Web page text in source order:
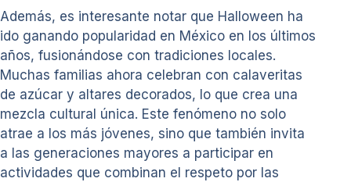
Además, es interesante notar que Halloween ha
ido ganando popularidad en México en los últimos
años, fusionándose con tradiciones locales.
Muchas familias ahora celebran con calaveritas
de azúcar y altares decorados, lo que crea una
mezcla cultural única. Este fenómeno no solo
atrae a los más jóvenes, sino que también invita
a las generaciones mayores a participar en
actividades que combinan el respeto por las